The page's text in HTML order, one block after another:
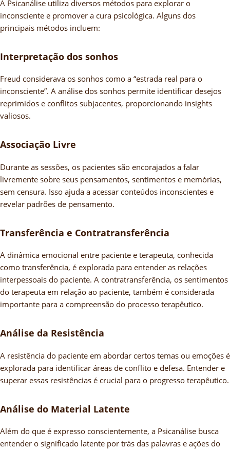
A Psicanálise utiliza diversos métodos para explorar o
inconsciente e promover a cura psicológica. Alguns dos
principais métodos incluem:
Interpretação dos sonhos
Freud considerava os sonhos como a “estrada real para o
inconsciente”. A análise dos sonhos permite identificar desejos
reprimidos e conflitos subjacentes, proporcionando insights
valiosos.
Associação Livre
Durante as sessões, os pacientes são encorajados a falar
livremente sobre seus pensamentos, sentimentos e memórias,
sem censura. Isso ajuda a acessar conteúdos inconscientes e
revelar padrões de pensamento.
Transferência e Contratransferência
A dinâmica emocional entre paciente e terapeuta, conhecida
como transferência, é explorada para entender as relações
interpessoais do paciente. A contratransferência, os sentimentos
do terapeuta em relação ao paciente, também é considerada
importante para a compreensão do processo terapêutico.
Análise da Resistência
A resistência do paciente em abordar certos temas ou emoções é
explorada para identificar áreas de conflito e defesa. Entender e
superar essas resistências é crucial para o progresso terapêutico.
Análise do Material Latente
Além do que é expresso conscientemente, a Psicanálise busca
entender o significado latente por trás das palavras e ações do